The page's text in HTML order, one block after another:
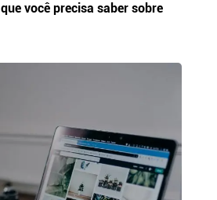
você precisa saber sobre